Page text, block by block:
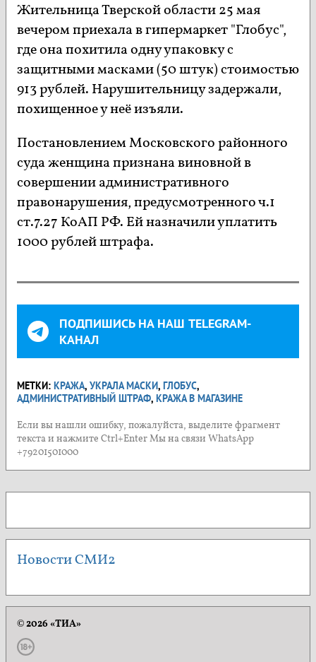
Жительница Тверской области 25 мая
вечером приехала в гипермаркет "Глобус",
где она похитила одну упаковку с
защитными масками (50 штук) стоимостью
913 рублей. Нарушительницу задержали,
похищенное у неё изъяли.
Постановлением Московского районного
суда женщина признана виновной в
совершении административного
правонарушения, предусмотренного ч.1
ст.7.27 КоАП РФ. Ей назначили уплатить
1000 рублей штрафа.
ПОДПИШИСЬ НА НАШ TELEGRAM-
КАНАЛ
МЕТКИ: КРАЖА, УКРАЛА МАСКИ, ГЛОБУС,
АДМИНИСТРАТИВНЫЙ ШТРАФ, КРАЖА В МАГАЗИНЕ
Если вы нашли ошибку, пожалуйста, выделите фрагмент
текста и нажмите Ctrl+Enter Мы на связи WhatsApp
+79201501000
Новости СМИ2
© 2026 «ТИА»